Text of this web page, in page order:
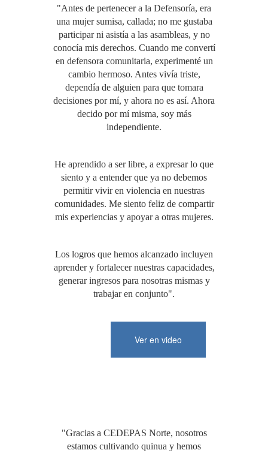
"Antes de pertenecer a la Defensoría, era
una mujer sumisa, callada; no me gustaba
participar ni asistía a las asambleas, y no
conocía mis derechos. Cuando me convertí
en defensora comunitaria, experimenté un
cambio hermoso. Antes vivía triste,
dependía de alguien para que tomara
decisiones por mí, y ahora no es así. Ahora
decido por mí misma, soy más
independiente.
He aprendido a ser libre, a expresar lo que
siento y a entender que ya no debemos
permitir vivir en violencia en nuestras
comunidades. Me siento feliz de compartir
mis experiencias y apoyar a otras mujeres.
Los logros que hemos alcanzado incluyen
aprender y fortalecer nuestras capacidades,
generar ingresos para nosotras mismas y
trabajar en conjunto".
Ver en video
"Gracias a CEDEPAS Norte, nosotros
estamos cultivando quinua y hemos